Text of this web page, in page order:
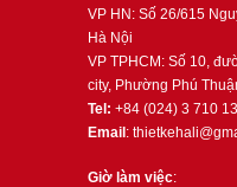
VP HN: Số 26/615
Hà Nội
VP TPHCM: Số 10,
city, Phường Phú
Tel: +84 (024) 3 710
Email:
Giờ làm việc: